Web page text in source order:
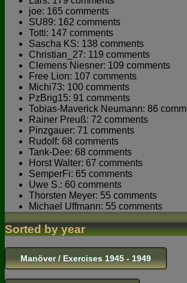
joe: 165 comments
SU89: 162 comments
Totti: 147 comments
Sascha KS: 138 comments
Christian_27: 119 comments
Clemens Niesner: 109 comments
Free Lion: 107 comments
Michi73: 100 comments
PzBrig15: 91 comments
Tobias-Maverick Neumann: 86
Rainer Preuß: 72 comments
Pinzgauer: 71 comments
Rudolf: 68 comments
Tank-Dee: 68 comments
Horst Walter: 67 comments
SemperFi: 65 comments
Uwe S.: 60 comments
Thorsten Meyer: 55 comments
Michael Uffmann: 55 comments
Sorted by year
Manöver / Exercises 1945 - 1949